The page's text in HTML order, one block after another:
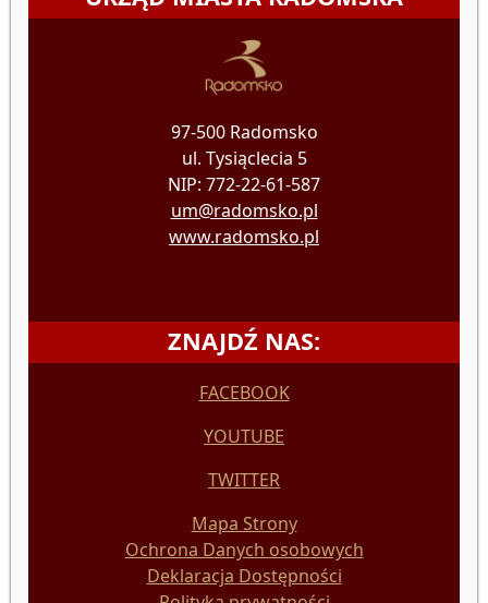
97-500 Radomsko
ul. Tysiąclecia 5
NIP: 772-22-61-587
um@radomsko.pl
www.radomsko.pl
ZNAJDŹ NAS:
FACEBOOK
YOUTUBE
TWITTER
Mapa Strony
Ochrona Danych osobowych
Deklaracja Dostępności